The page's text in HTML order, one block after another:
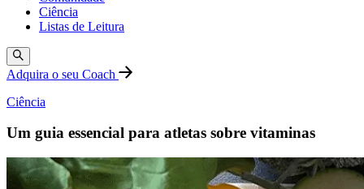
Ciência
Listas de Leitura
Adquira o seu Coach
Ciência
Um guia essencial para atletas sobre vitaminas